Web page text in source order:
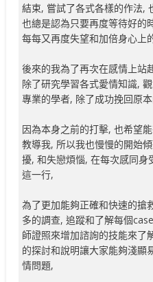
結束, 嘗試了各式各樣的作法,
也總是認為只要再度等待好的
每每又再度失望和加倍身心上
後來的我為了再次在感情上站
除了研究學習各式愛情知識,
專業的學者, 除了成功挽回原
因為本身之前的打擊, 也希望
教導我, 所以我也慢慢的開始
擾, 和失戀煩惱, 在每次感同身
這一行,
為了更加能夠正確和快速的搶
多的調查, 追蹤和了解每個
師證照來增加諮詢的技能來了
的探討和說明讓大家能夠淺顯
情問題,